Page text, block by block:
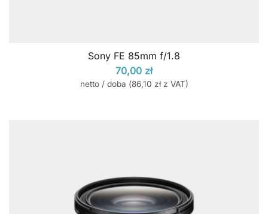
Sony FE 85mm f/1.8
70,00 zł
netto / doba (86,10 złz VAT)